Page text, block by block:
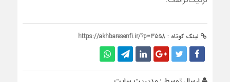
لینک کوتاه : https://akhbaresenfi.ir/?p=3558